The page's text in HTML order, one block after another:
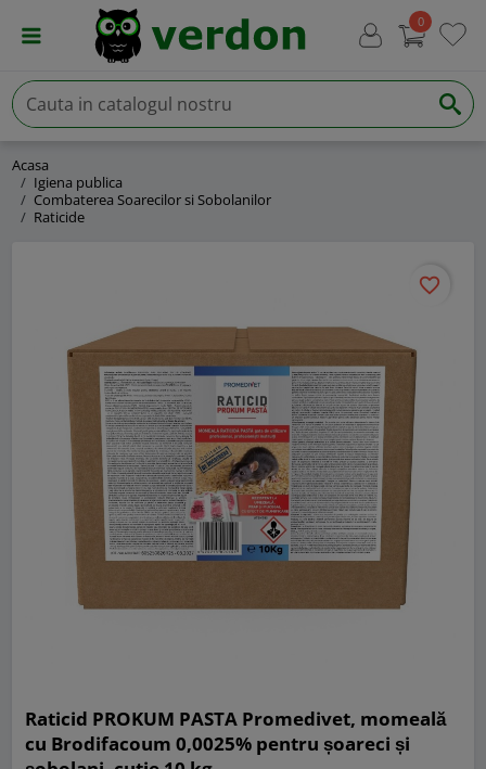
0
Acasa
Igiena publica
Combaterea Soarecilor si Sobolanilor
Raticide
favorite_border
Raticid PROKUM PASTA Promedivet, momeală
cu Brodifacoum 0,0025% pentru șoareci și